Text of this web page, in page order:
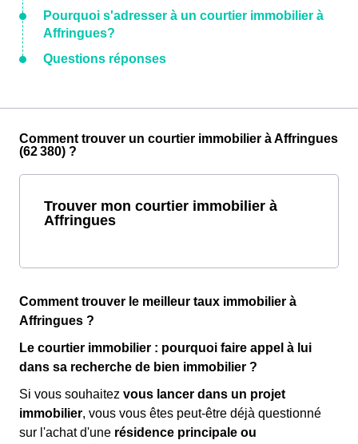
Pourquoi s'adresser à un courtier immobilier à
Affringues?
Questions réponses
Comment trouver un courtier immobilier à Affringues
(62 380) ?
Trouver mon courtier immobilier à
Affringues
Comment trouver le meilleur taux immobilier à
Affringues ?
Le courtier immobilier : pourquoi faire appel à lui
dans sa recherche de bien immobilier ?
Si vous souhaitez vous lancer dans un projet
immobilier, vous vous êtes peut-être déjà questionné
sur l'achat d'une résidence principale ou